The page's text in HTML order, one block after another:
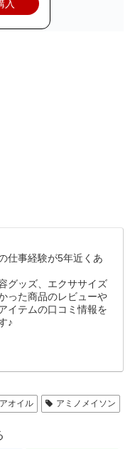
入
仕事経験が5年近くあ
グッズ、エクササイズ
った商品のレビューや
イテムの口コミ情報を
♪
オイル アミノメイソン